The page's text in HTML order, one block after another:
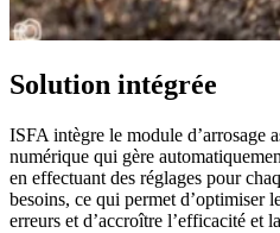
Solution intégrée
ISFA intègre le module d’arrosage
numérique qui gère
en effectuant des réglages pour
besoins, ce qui permet d’optimiser
erreurs et d’accroître l’efficacité et